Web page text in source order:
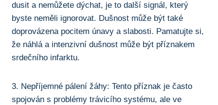
dusit a nemůžete ​dýchat, je to další signál, který
‌byste neměli ignorovat. Dušnost může být také
⁤doprovázena pocitem únavy a slabosti. Pamatujte si,
že ​náhlá a⁣ intenzivní ⁢dušnost⁢ může být příznakem
srdečního infarktu.
3. Nepříjemné‍ pálení žáhy: Tento příznak je často
spojován s problémy trávicího systému, ale ve